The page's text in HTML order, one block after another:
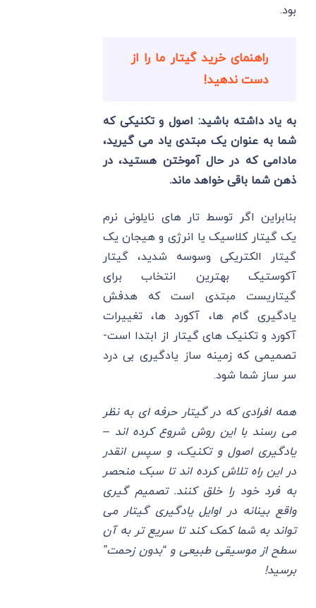
بود.
راهنمای خرید گیتار ما را از
دست ندهید!
به یاد داشته باشید: اصول و تکنیکی که
شما به عنوان یک مبتدی یاد می گیرید،
مادامی که در حال آموختن هستید، در
ذهن شما باقی خواهد ماند.
بنابراین اگر توسط تار های نایلونی نرم
یک گیتار کلاسیک یا انرژی و هیجان یک
گیتار الکتریکی وسوسه شدید، گیتار
آکوستیک بهترین انتخاب برای
گیتاریست مبتدی است که هدفش
یادگیری گام ها، آکورد ها، تغییرات
آکورد و تکنیک های گیتار از ابتدا است-
تصمیمی که زمینه ساز یادگیری بی درد
سر ساز شما شود.
همه افرادی که در گیتار حرفه ای به نظر
می ‌رسند با این روش شروع کرده اند –
یادگیری اصول و تکنیک، و سپس انقدر
در این راه تلاش کرده اند تا سبک منحصر
به فرد خود را خلق کنند. تصمیم گیری
واقع بینانه در اوایل یادگیری گیتار می
تواند به شما کمک کند تا سریع تر به آن
سطح از موسیقی طبیعی و “بدون زحمت”
برسید!